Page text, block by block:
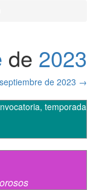
de 2023
de 2023 →
, temporada